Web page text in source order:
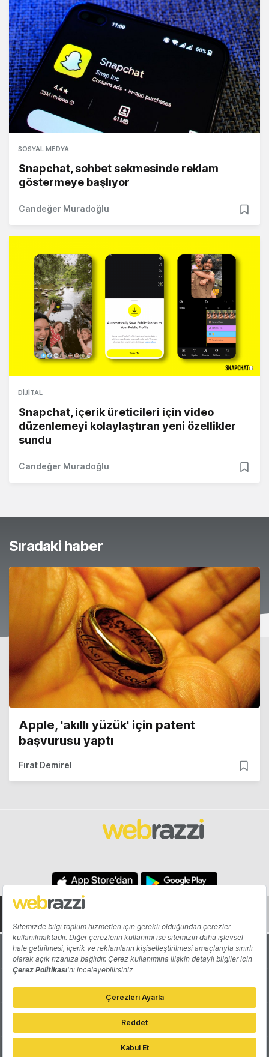
SOSYAL MEDYA
Snapchat, sohbet sekmesinde reklam
göstermeye başlıyor
Candeğer Muradoğlu
DIJITAL
Snapchat, içerik üreticileri için video
düzenlemeyi kolaylaştıran yeni özellikler
sundu
Candeğer Muradoğlu
Sıradaki haber
Apple, 'akıllı yüzük' için patent
başvurusu yaptı
Fırat Demirel
Hakkında Yazarlar
Katkıda Bulun Reklam